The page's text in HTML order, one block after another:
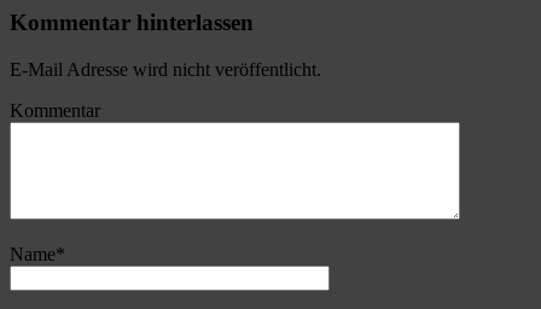
Kommentar hinterlassen
E-Mail Adresse wird nicht veröffentlicht.
Kommentar
Name*